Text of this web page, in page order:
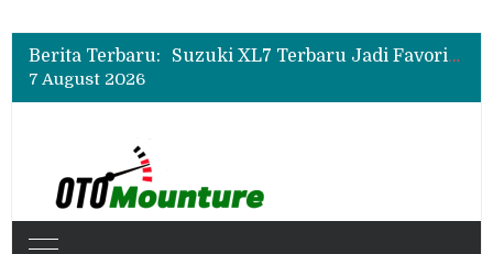
Berita Terbaru:
Promo Servis Mitsubishi Agustus 2026, Ada Diskon ESP dan Bodi & Cat Kilau Merdeka
Suzuki XL7 Terbaru Jadi Favorit Test Drive di GIIAS 2026, Ini Fitur yang Paling Dipuji
Promo Servis Mitsubishi Agustus 2026, Ada Diskon ESP dan Bodi & Cat Kilau Merdeka
7 August 2026